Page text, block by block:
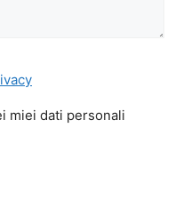
miei dati personali